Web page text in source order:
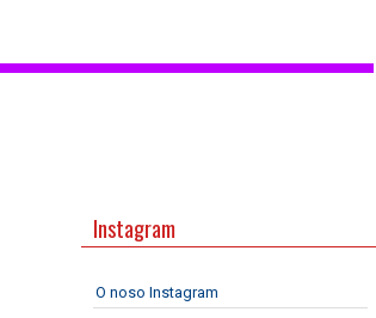
Instagram
O noso Instagram